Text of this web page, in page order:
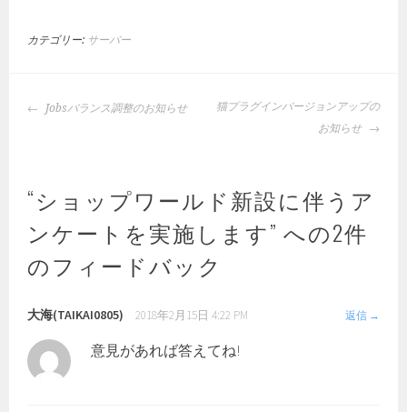
カテゴリー: サーバー
投
ゲ
ー
シ
ョ
ン
Jobsバランス調整のお知らせ
猫プラグインバージョンアップの
お知らせ
“ショップワールド新設に伴うア
ンケートを実施します” への2件
のフィードバック
大海(TAIKAI0805) 2018年2月15日 4:22 PM 返信
意見があれば答えてね!